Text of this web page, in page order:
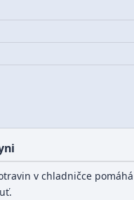
v chladničce